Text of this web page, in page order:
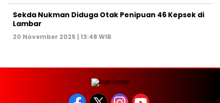
Sekda Nukman Diduga Otak Penipuan 46 Kepsek di
Lambar
20 November 2025 | 13:48 WIB